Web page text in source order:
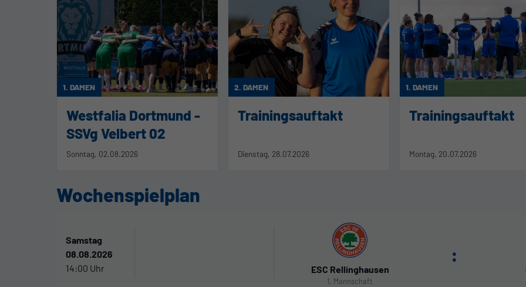
1. DAMEN
Westfalia Dortmund -
SSVg Velbert 02
Sonntag, 02.08.2026
2. DAMEN
Trainingsauftakt
Dienstag, 28.07.2026
1. DAMEN
Trainingsauftakt
Montag, 20.07.2026
Wochenspielplan
Samstag
08.08.2026
14:00 Uhr
ESC Rellinghausen
1. Mannschaft
: